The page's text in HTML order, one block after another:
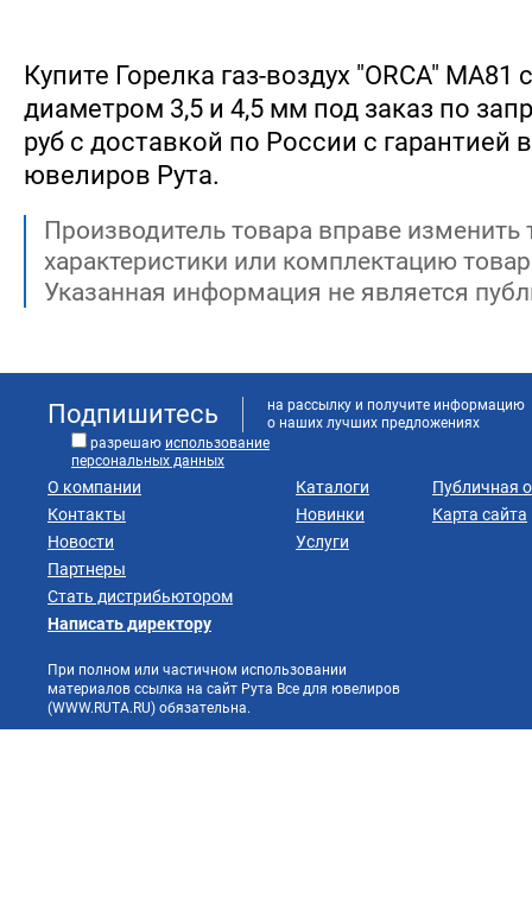
Купите Горелка газ-воздух "ORCA"
диаметром 3,5 и 4,5 мм под заказ по
руб с доставкой по России с гарантией
ювелиров Рута.
Производитель товара вправе изменить
характеристики или комплектацию
Указанная информация не является
Подпишитесь
на рассылку и получите информацию
о наших лучших предложениях
разрешаю использование
персональных данных
О компании
Контакты
Новости
Партнеры
Стать дистрибьютором
Каталоги
Новинки
Услуги
Публичная
Карта сайта
Написать директору
При полном или частичном использовании
материалов ссылка на сайт Рута Все для ювелиров
(WWW.RUTA.RU) обязательна.